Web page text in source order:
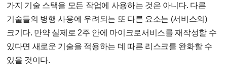
가지 기술 스택을 모든 작업에 사용하는 것은 아니다. 다른
기술들의 병행 사용에 우려되는 또 다른 요소는 (서비스의)
크기다. 만약 실제로 2주 안에 마이크로서비스를 재작성할 수
있다면 새로운 기술을 적용하는 데 따른 리스크를 완화할 수
있을 것이다.